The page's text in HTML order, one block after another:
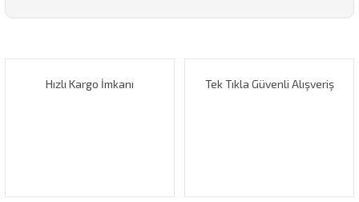
Görüş ve önerileriniz için teşekkür ederiz.
Hızlı Kargo İmkanı Tek Tıkla Güvenli Alışveriş